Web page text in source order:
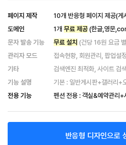
페이지 제작
10개 반응형 페이지 제공(게
도메인
1개 무료 제공 (한글,영문
문자 발송 기능
무료 설치 (건당 16원 요금
관리자 모드
접속현황, 회원관리, 팝업설
기타
검색엔진 최적화, 사이트 검
기능 설명
기본 : 일반게시판+갤러리+
전용 기능
펜션 전용 : 객실&예약관리
반응형 디자인으로